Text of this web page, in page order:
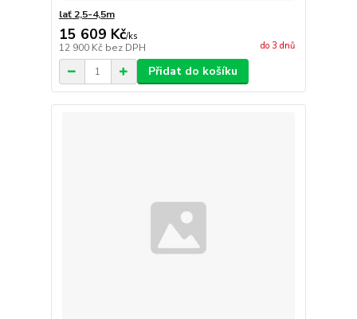
lať 2,5-4,5m
15 609 Kč/ks
12 900 Kč bez DPH do 3 dnů
Přidat do košíku